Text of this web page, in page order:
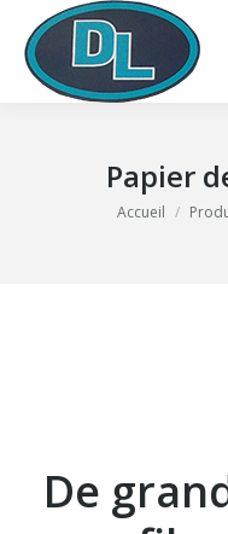
Papier
Vous êtes ici :Accueil
De